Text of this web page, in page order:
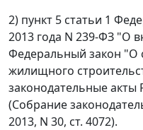
2) пункт 5 статьи 1
2013 года N 239-ФЗ "О
Федеральный закон "О
жилищного
законодательные
(Собрание
2013, N 30, ст. 4072).